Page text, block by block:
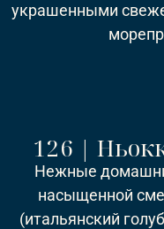
украшенными
126 |
Нежные
насыщенной
(итальянский